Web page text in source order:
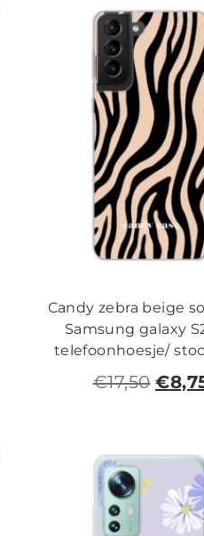
Candy zebra beige
Samsung galaxy
telefoonhoesje/
€17,50 €